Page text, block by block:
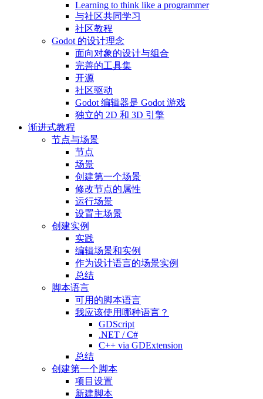
Learning to think like a programmer
与社区共同学习
社区教程
Godot 的设计理念
面向对象的设计与组合
完善的工具集
开源
社区驱动
Godot 编辑器是 Godot 游戏
独立的 2D 和 3D 引擎
渐进式教程
节点与场景
节点
场景
创建第一个场景
修改节点的属性
运行场景
设置主场景
创建实例
实践
编辑场景和实例
作为设计语言的场景实例
总结
脚本语言
可用的脚本语言
我应该使用哪种语言？
GDScript
.NET / C#
C++ via GDExtension
总结
创建第一个脚本
项目设置
新建脚本